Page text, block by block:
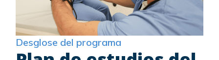
Desglose del programa